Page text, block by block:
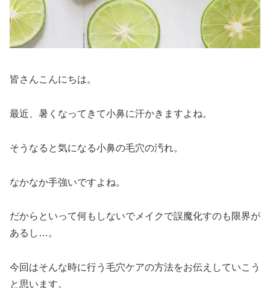
皆さんこんにちは。
最近、暑くなってきて小鼻に汗かきますよね。
そうなると気になる小鼻の毛穴の汚れ。
なかなか手強いですよね。
だからといって何もしないでメイクで誤魔化すのも限界が
あるし…。
今回はそんな時に行う毛穴ケアの方法をお伝えしていこう
と思います。